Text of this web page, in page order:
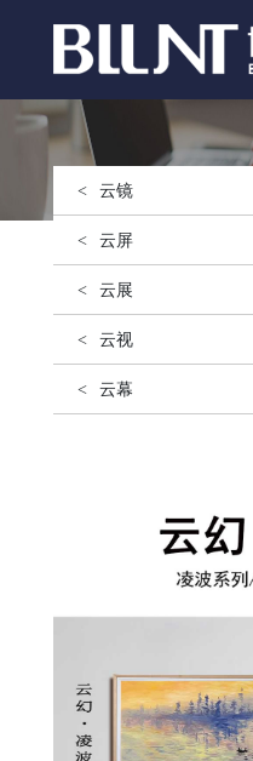
云镜
云屏
云展
云视
云幕